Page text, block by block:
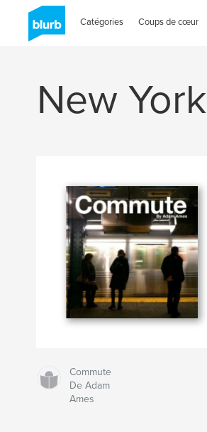
Catégories Coups de cœur
New York
Commute
De Adam
Ames